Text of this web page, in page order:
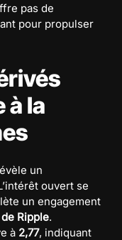
pas de
pour propulser
à la
un
ouvert se
un engagement
Ripple.
à 2,77, indiquant